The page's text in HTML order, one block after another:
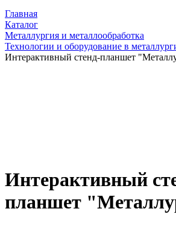
Главная
Каталог
Металлургия и металлообработка
Технологии и оборудование в
Интерактивный стенд-планшет
Интерактивный
планшет